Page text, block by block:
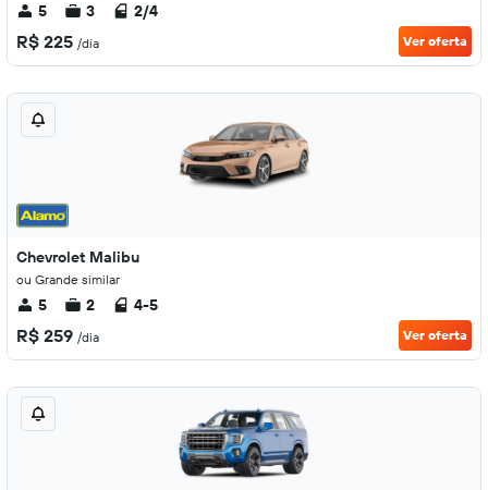
5 3 2/4
R$ 225 /dia Ver oferta
Chevrolet Malibu
ou Grande similar
5 2 4-5
R$ 259 /dia Ver oferta